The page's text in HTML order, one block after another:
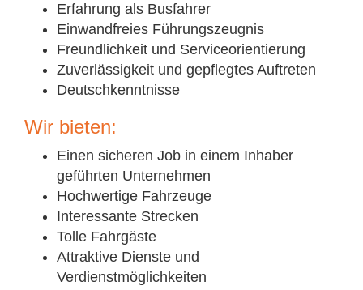
Erfahrung als Busfahrer
Einwandfreies Führungszeugnis
Freundlichkeit und Serviceorientierung
Zuverlässigkeit und gepflegtes Auftreten
Deutschkenntnisse
Wir bie­ten:
Einen sicheren Job in einem Inhaber
geführten Unternehmen
Hochwertige Fahrzeuge
Interessante Strecken
Tolle Fahrgäste
Attraktive Dienste und
Verdienstmöglichkeiten